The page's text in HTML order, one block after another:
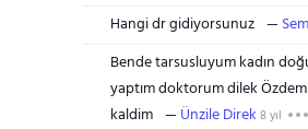
Hangi dr gidiyorsunuz
Bende tarsusluyum kadın
yaptım doktorum dilek
kaldim
Ünzile Direk 8 yıl